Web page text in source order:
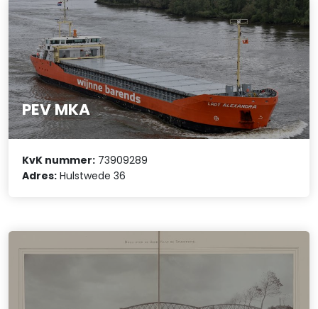
PEV MKA
KvK nummer: 73909289
Adres: Hulstwede 36